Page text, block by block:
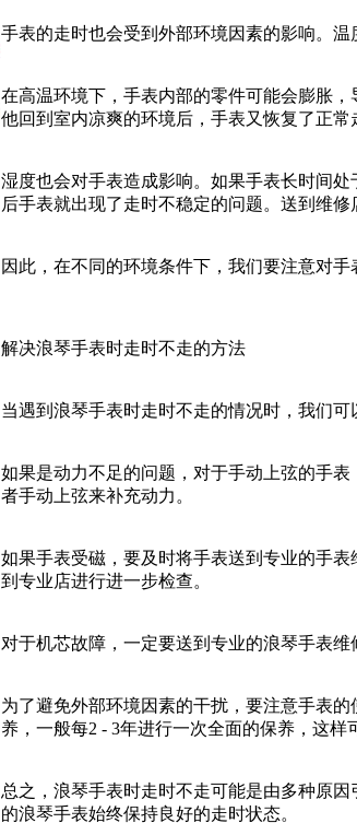
手表的走时也会受到外部环境因素的影响。
在高温环境下，手表内部的零件可能会膨胀
他回到室内凉爽的环境后，手表又恢复了正常
湿度也会对手表造成影响。如果手表长时间
后手表就出现了走时不稳定的问题。送到维
因此，在不同的环境条件下，我们要注意对
解决浪琴手表时走时不走的方法
当遇到浪琴手表时走时不走的情况时，我们可
如果是动力不足的问题，对于手动上弦的手
者手动上弦来补充动力。
如果手表受磁，要及时将手表送到专业的手
到专业店进行进一步检查。
对于机芯故障，一定要送到专业的浪琴手表
为了避免外部环境因素的干扰，要注意手表
养，一般每2 - 3年进行一次全面的保养，这样
总之，浪琴手表时走时不走可能是由多种原
的浪琴手表始终保持良好的走时状态。